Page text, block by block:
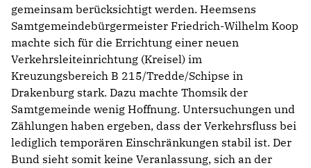
gemeinsam berücksichtigt werden. Heemsens
Samtgemeindebürgermeister Friedrich-Wilhelm Koop
machte sich für die Errichtung einer neuen
Verkehrsleiteinrichtung (Kreisel) im
Kreuzungsbereich B 215/Tredde/Schipse in
Drakenburg stark. Dazu machte Thomsik der
Samtgemeinde wenig Hoffnung. Untersuchungen und
Zählungen haben ergeben, dass der Verkehrsfluss bei
lediglich temporären Einschränkungen stabil ist. Der
Bund sieht somit keine Veranlassung, sich an der